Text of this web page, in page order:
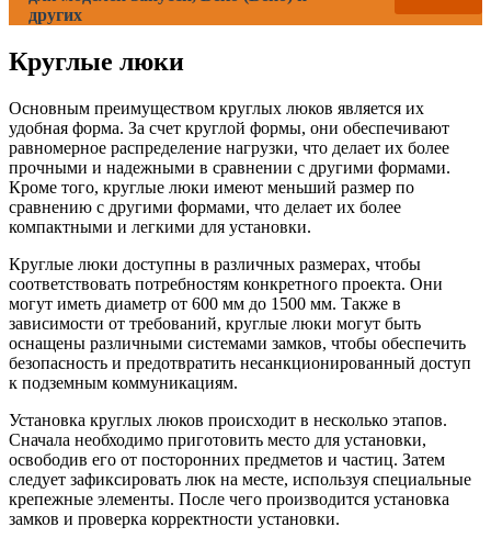
других
Круглые люки
Основным преимуществом круглых люков является их
удобная форма. За счет круглой формы, они обеспечивают
равномерное распределение нагрузки, что делает их более
прочными и надежными в сравнении с другими формами.
Кроме того, круглые люки имеют меньший размер по
сравнению с другими формами, что делает их более
компактными и легкими для установки.
Круглые люки доступны в различных размерах, чтобы
соответствовать потребностям конкретного проекта. Они
могут иметь диаметр от 600 мм до 1500 мм. Также в
зависимости от требований, круглые люки могут быть
оснащены различными системами замков, чтобы обеспечить
безопасность и предотвратить несанкционированный доступ
к подземным коммуникациям.
Установка круглых люков происходит в несколько этапов.
Сначала необходимо приготовить место для установки,
освободив его от посторонних предметов и частиц. Затем
следует зафиксировать люк на месте, используя специальные
крепежные элементы. После чего производится установка
замков и проверка корректности установки.